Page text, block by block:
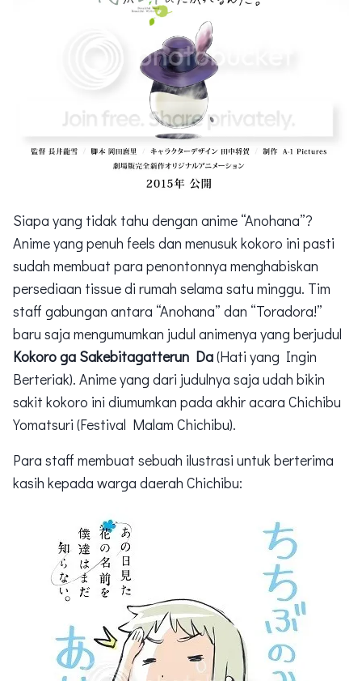
Siapa yang tidak tahu dengan anime “Anohana”?
Anime yang penuh feels dan menusuk kokoro ini pasti
sudah membuat para penontonnya menghabiskan
persediaan tissue di rumah selama satu minggu. Tim
staff gabungan antara “Anohana” dan “Toradora!”
baru saja mengumumkan judul animenya yang berjudul
Kokoro ga Sakebitagatterun Da(Hati yang Ingin
Berteriak). Anime yang dari judulnya saja udah bikin
sakit kokoro ini diumumkan pada akhir acara Chichibu
Yomatsuri (Festival Malam Chichibu).
Para staff membuat sebuah ilustrasi untuk berterima
kasih kepada warga daerah Chichibu: